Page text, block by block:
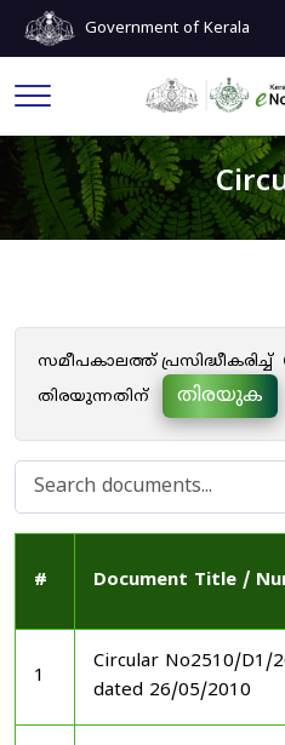
Government of Kerala
സമീപകാലത്ത് പ്രസിദ്ധീകരിച്ച്
തിരയുന്നതിന്
തിരയുക
# Document Title /
1
Circular No2510/D1/
dated 26/05/2010